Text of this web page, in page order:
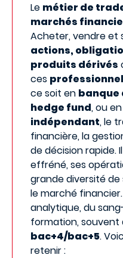
Le métier de
marchés
Acheter, vendre et
actions,
produits dérivés
ces
ce soit en banque
hedge fund, ou en
indépendant, le
financière, la
de décision rapide.
effréné, ses
grande diversité
le marché
analytique, du
formation, souvent
bac+4/bac+5.
retenir :